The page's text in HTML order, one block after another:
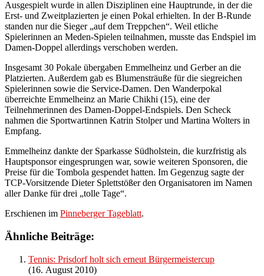
Ausgespielt wurde in allen Disziplinen eine Hauptrunde, in der die
Erst- und Zweitplazierten je einen Pokal erhielten. In der B-Runde
standen nur die Sieger „auf dem Treppchen“. Weil etliche
Spielerinnen an Meden-Spielen teilnahmen, musste das Endspiel im
Damen-Doppel allerdings verschoben werden.
Insgesamt 30 Pokale übergaben Emmelheinz und Gerber an die
Platzierten. Außerdem gab es Blumensträuße für die siegreichen
Spielerinnen sowie die Service-Damen. Den Wanderpokal
überreichte Emmelheinz an Marie Chikhi (15), eine der
Teilnehmerinnen des Damen-Doppel-Endspiels. Den Scheck
nahmen die Sportwartinnen Katrin Stolper und Martina Wolters in
Empfang.
Emmelheinz dankte der Sparkasse Südholstein, die kurzfristig als
Hauptsponsor eingesprungen war, sowie weiteren Sponsoren, die
Preise für die Tombola gespendet hatten. Im Gegenzug sagte der
TCP-Vorsitzende Dieter Splettstößer den Organisatoren im Namen
aller Danke für drei „tolle Tage“.
Erschienen im Pinneberger Tageblatt.
Ähnliche Beiträge:
Tennis: Prisdorf holt sich erneut Bürgermeistercup
(16. August 2010)